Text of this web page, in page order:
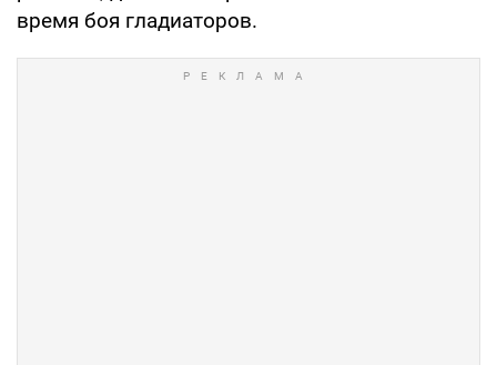
время боя гладиаторов.